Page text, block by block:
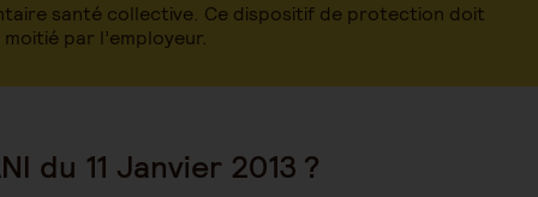
santé collective. Ce dispositif de protection doit
par l’employeur.
du 11 Janvier 2013 ?